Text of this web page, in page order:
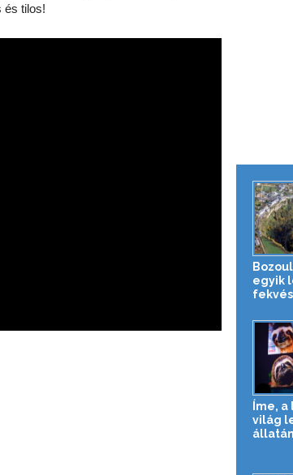
és tilos!
egyik
Íme, a
világ